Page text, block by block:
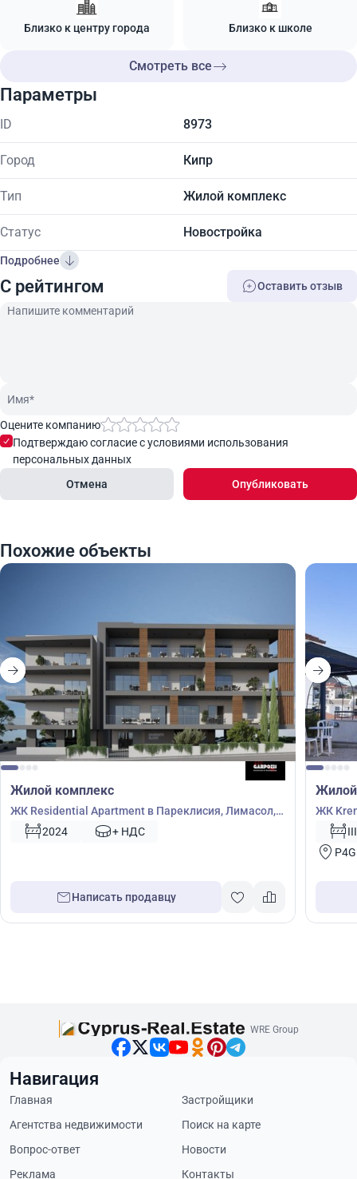
Близко к центру города Близко к школе
Смотреть все
Параметры
ID 8973
Город Кипр
Тип Жилой комплекс
Статус Новостройка
Подробнее
C рейтингом Оставить отзыв
Оцените компанию
Подтверждаю согласие с условиями использования
персональных данных
Отмена
Опубликовать
Похожие объекты
Жилой комплекс
ЖК Residential Apartment в Пареклисия, Лимасол,
Кипр № 8970
2024 + НДС
Написать продавцу
ЖК
№ 5703
WRE Group
Навигация
Главная
Застройщики
Агентства недвижимости
Поиск на карте
Вопрос-ответ
Новости
Реклама
Контакты